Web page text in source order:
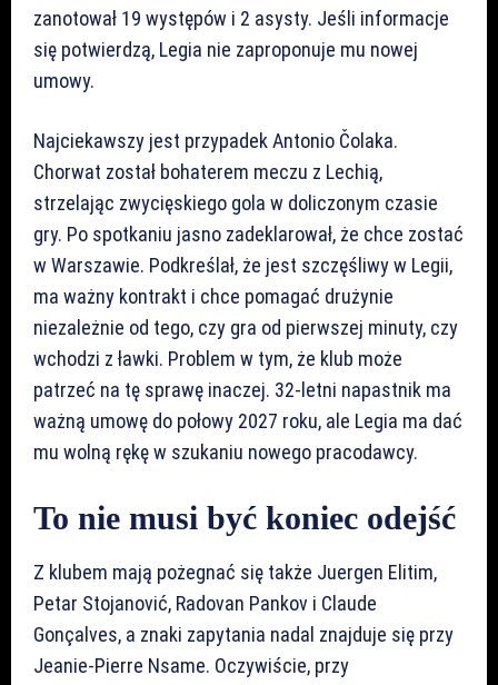
zanotował 19 występów i 2 asysty. Jeśli informacje
się potwierdzą, Legia nie zaproponuje mu nowej
umowy.
Najciekawszy jest przypadek Antonio Čolaka.
Chorwat został bohaterem meczu z Lechią,
strzelając zwycięskiego gola w doliczonym czasie
gry. Po spotkaniu jasno zadeklarował, że chce zostać
w Warszawie. Podkreślał, że jest szczęśliwy w Legii,
ma ważny kontrakt i chce pomagać drużynie
niezależnie od tego, czy gra od pierwszej minuty, czy
wchodzi z ławki. Problem w tym, że klub może
patrzeć na tę sprawę inaczej. 32-letni napastnik ma
ważną umowę do połowy 2027 roku, ale Legia ma dać
mu wolną rękę w szukaniu nowego pracodawcy.
To nie musi być koniec odejść
Z klubem mają pożegnać się także Juergen Elitim,
Petar Stojanović, Radovan Pankov i Claude
Gonçalves, a znaki zapytania nadal znajduje się przy
Jeanie-Pierre Nsame. Oczywiście, przy